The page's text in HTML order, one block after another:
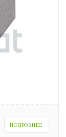
ПОДРОБНЕЕ